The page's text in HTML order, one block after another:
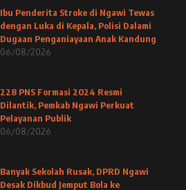
Ibu Penderita Stroke di Ngawi Tewas
dengan Luka di Kepala, Polisi Dalami
Dugaan Penganiayaan Anak Kandung
06/08/2026
228 PNS Formasi 2024 Resmi
Dilantik, Pemkab Ngawi Perkuat
Pelayanan Publik
06/08/2026
Banyak Sekolah Rusak, DPRD Ngawi
Desak Dikbud Jemput Bola ke